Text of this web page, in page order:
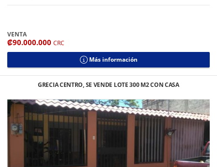
VENTA
₡90.000.000 CRC
Más información
GRECIA CENTRO, SE VENDE LOTE 300 M2 CON CASA